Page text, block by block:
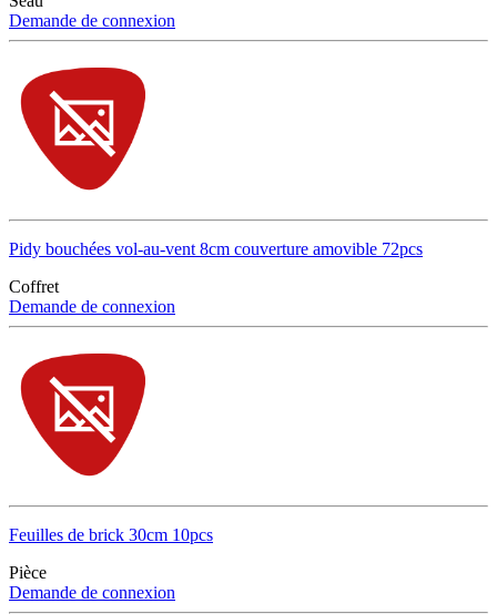
Demande de connexion
Pidy bouchées vol-au-vent 8cm couverture amovible 72pcs
Coffret
Demande de connexion
Feuilles de brick 30cm 10pcs
Pièce
Demande de connexion